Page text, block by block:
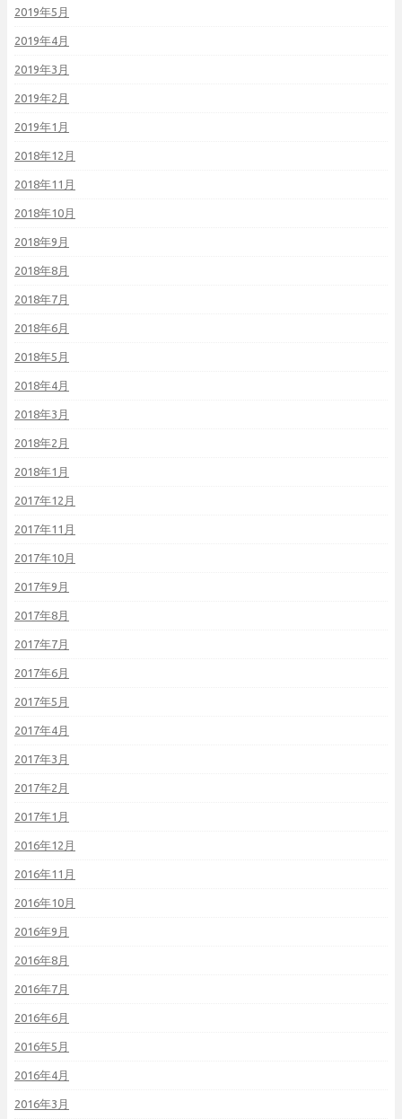
2019年5月
2019年4月
2019年3月
2019年2月
2019年1月
2018年12月
2018年11月
2018年10月
2018年9月
2018年8月
2018年7月
2018年6月
2018年5月
2018年4月
2018年3月
2018年2月
2018年1月
2017年12月
2017年11月
2017年10月
2017年9月
2017年8月
2017年7月
2017年6月
2017年5月
2017年4月
2017年3月
2017年2月
2017年1月
2016年12月
2016年11月
2016年10月
2016年9月
2016年8月
2016年7月
2016年6月
2016年5月
2016年4月
2016年3月